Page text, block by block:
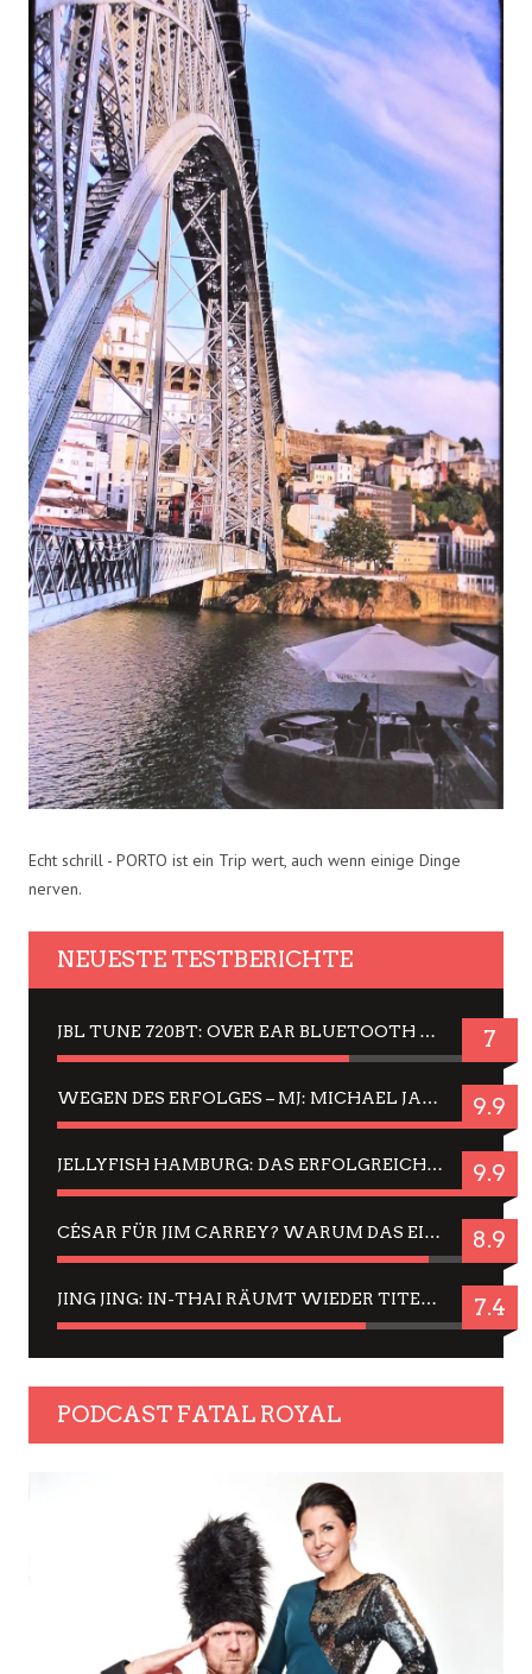
Echt schrill - PORTO ist ein Trip wert, auch wenn einige Dinge
nerven.
NEUESTE TESTBERICHTE
JBL TUNE 720BT: OVER EAR BLUETOOTH KOPFHÖRER UM DIE 50,-€ IM DAUER-TEST 7
WEGEN DES ERFOLGES – MJ: MICHAEL JACKSON MUSICAL IN EINER MATINEE SEHEN 9.9
JELLYFISH HAMBURG: DAS ERFOLGREICHE SOMMER-MENÜ 2025 IN GEFÜHLEN UND BILDERN 9.9
CÉSAR FÜR JIM CARREY? WARUM DAS EINER DER NERVIGSTEN ACTORS IST UND BLEIBT 8.9
JING JING: IN-THAI RÄUMT WIEDER TITEL AB – EIN ZWEI-STUNDEN-ERLEBNISBERICHT 7.4
PODCAST FATAL ROYAL